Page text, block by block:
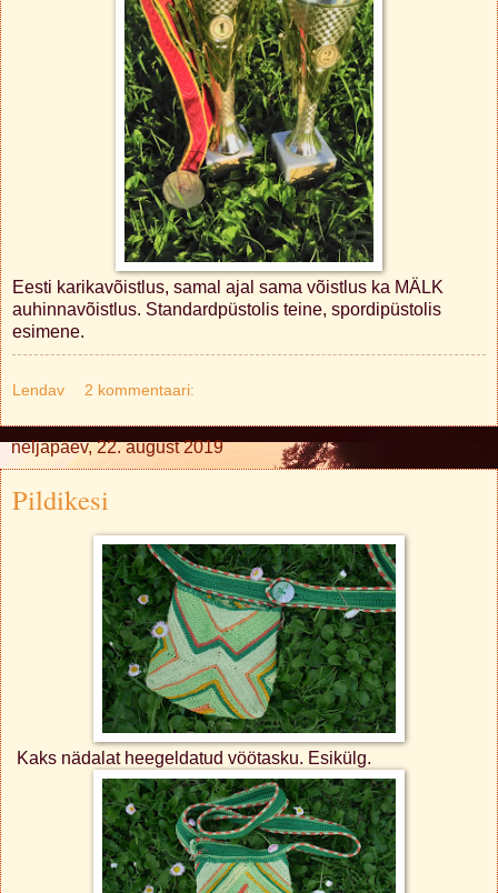
Eesti karikavõistlus, samal ajal sama võistlus ka MÄLK
auhinnavõistlus. Standardpüstolis teine, spordipüstolis
esimene.
Lendav 2 kommentaari:
neljapäev, 22. august 2019
Pildikesi
Kaks nädalat heegeldatud vöötasku. Esikülg.